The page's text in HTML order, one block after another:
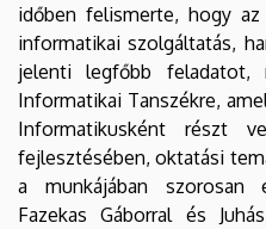
időben felismerte, hogy
informatikai szolgáltatás,
jelenti legfőbb feladatot,
Informatikai Tanszékre,
Informatikusként részt
fejlesztésében, oktatási
a munkájában szorosan
Fazekas Gáborral és